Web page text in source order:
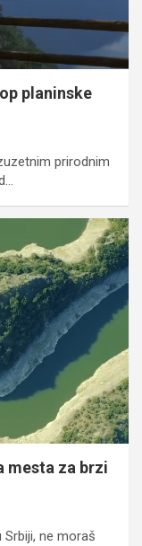
planinske
prirodnim
mesta za brzi
ne moraš